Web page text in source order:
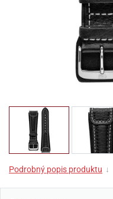
Podrobný popis produktu ↓